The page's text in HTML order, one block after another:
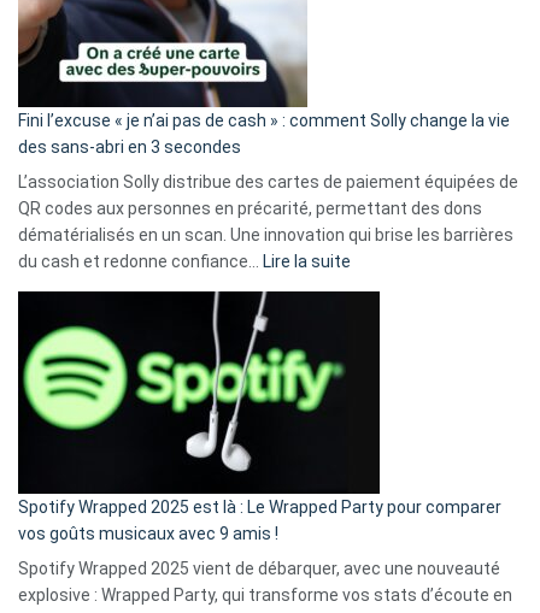
Fini l’excuse « je n’ai pas de cash » : comment Solly change la vie
des sans-abri en 3 secondes
L’association Solly distribue des cartes de paiement équipées de
QR codes aux personnes en précarité, permettant des dons
dématérialisés en un scan. Une innovation qui brise les barrières
du cash et redonne confiance… Lire la suite
»
Solly
change
Spotify Wrapped 2025 est là : Le Wrapped Party pour comparer
vos goûts musicaux avec 9 amis !
Spotify Wrapped 2025 vient de débarquer, avec une nouveauté
explosive : Wrapped Party, qui transforme vos stats d’écoute en